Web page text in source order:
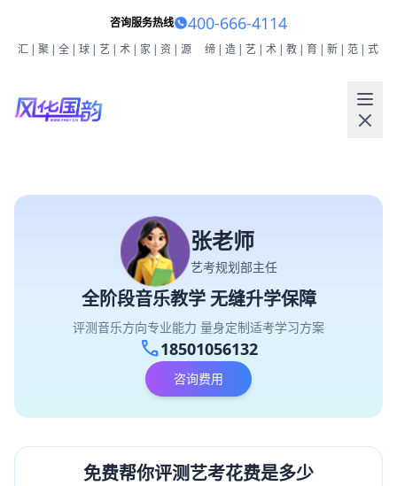
咨询服务热线 400-666-4114
汇|聚|全|球|艺|术|家|资|源 缔|造|艺|术|教|育|新|范|式
张老师
艺考规划部主任
全阶段音乐教学 无缝升学保障
评测音乐方向专业能力 量身定制适考学习方案
call18501056132
咨询费用
免费帮你评测艺考花费是多少